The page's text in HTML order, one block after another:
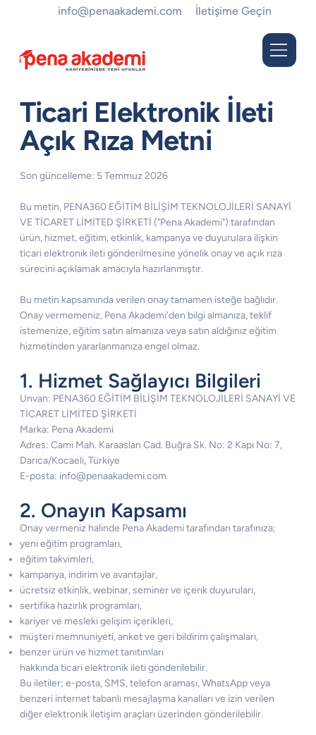
Ticari Elektronik İleti
Açık Rıza Metni
Son güncelleme: 5 Temmuz 2026
Bu metin, PENA360 EĞİTİM BİLİŞİM TEKNOLOJİLERİ SANAYİ
VE TİCARET LİMİTED ŞİRKETİ ("Pena Akademi") tarafından
ürün, hizmet, eğitim, etkinlik, kampanya ve duyurulara ilişkin
ticari elektronik ileti gönderilmesine yönelik onay ve açık rıza
sürecini açıklamak amacıyla hazırlanmıştır.
Bu metin kapsamında verilen onay tamamen isteğe bağlıdır.
Onay vermemeniz, Pena Akademi'den bilgi almanıza, teklif
istemenize, eğitim satın almanıza veya satın aldığınız eğitim
hizmetinden yararlanmanıza engel olmaz.
1. Hizmet Sağlayıcı Bilgileri
Unvan: PENA360 EĞİTİM BİLİŞİM TEKNOLOJİLERİ SANAYİ VE
TİCARET LİMİTED ŞİRKETİ
Marka: Pena Akademi
Adres: Cami Mah. Karaaslan Cad. Buğra Sk. No: 2 Kapı No: 7,
Darıca/Kocaeli, Türkiye
E-posta: info@penaakademi.com
2. Onayın Kapsamı
Onay vermeniz halinde Pena Akademi tarafından tarafınıza;
yeni eğitim programları,
eğitim takvimleri,
kampanya, indirim ve avantajlar,
ücretsiz etkinlik, webinar, seminer ve içerik duyuruları,
sertifika hazırlık programları,
kariyer ve mesleki gelişim içerikleri,
müşteri memnuniyeti, anket ve geri bildirim çalışmaları,
benzer ürün ve hizmet tanıtımları
hakkında ticari elektronik ileti gönderilebilir.
Bu iletiler; e-posta, SMS, telefon araması, WhatsApp veya
benzeri internet tabanlı mesajlaşma kanalları ve izin verilen
diğer elektronik iletişim araçları üzerinden gönderilebilir.
info@penaakademi.com İletişime Geçin